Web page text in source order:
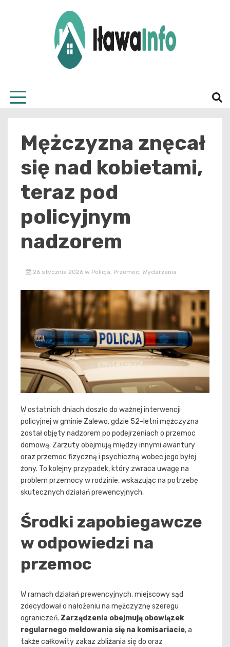
Mężczyzna znęcał
się nad kobietami,
teraz pod
policyjnym
nadzorem
26 stycznia 2026 w Policja, Przemoc, Wydarzenia
W ostatnich dniach doszło do ważnej interwencji
policyjnej w gminie Zalewo, gdzie 52-letni mężczyzna
został objęty nadzorem po podejrzeniach o przemoc
domową. Zarzuty obejmują między innymi awantury
oraz przemoc fizyczną i psychiczną wobec jego byłej
żony. To kolejny przypadek, który zwraca uwagę na
problem przemocy w rodzinie, wskazując na potrzebę
skutecznych działań prewencyjnych.
Środki zapobiegawcze
w odpowiedzi na
przemoc
W ramach działań prewencyjnych, miejscowy sąd
zdecydował o nałożeniu na mężczyznę szeregu
ograniczeń. Zarządzenia obejmują obowiązek
regularnego meldowania się na komisariacie, a
także całkowity zakaz zbliżania się do oraz